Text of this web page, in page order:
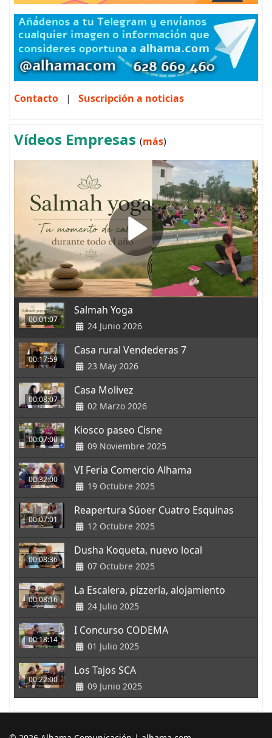
Contacto | Suscripción a noticias
Vídeos Empresas (más)
00:01:07
Salmah Yoga
24 Junio 2026
00:17:59
Casa rural Vendederas 7
23 May 2026
00:08:07
Casa Molivez
02 Marzo 2026
00:07:00
Kiosco paseo Cisne
09 Noviembre 2025
00:32:00
VI Feria Comercio Alhama
19 Octubre 2025
00:07:01
Reapertura Súoer Cuatro Esquinas
12 Octubre 2025
00:08:36
Dusha Koqueta, nuevo local
07 Octubre 2025
00:08:16
La Escalera, pizzería, alojamiento
24 Julio 2025
00:18:14
I Concurso CODEMA
01 Julio 2025
00:22:00
Los Tajos SCA
09 Junio 2025